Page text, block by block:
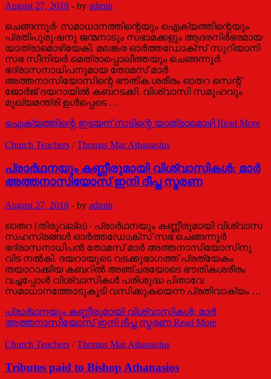
August 27, 2018 - by admin
ചെങ്ങന്നൂർ∙ സമാധാനത്തിന്റെയും ഐക്യത്തിന്റെയും
പ്രതിപുരുഷനു ജന്മനാടും സഭാമക്കളും ആദരനിർഭരമായ
യാത്രാമൊഴിയേകി. മലങ്കര ഓർത്തഡോക്സ് സുറിയാനി
സഭ സീനിയർ മെത്രാപ്പൊലീത്തയും ചെങ്ങന്നൂർ
ഭദ്രാസനാധിപനുമായ തോമസ് മാർ
അത്തനാസിയോസിന്റെ ഭൗതിക ശരീരം ഓതറ സെന്റ്
ജോർജ് ദയറായിൽ കബറടക്കി. വിശ്വാസി സമൂഹവും
മുഖ്യമന്ത്രി ഉൾപ്പെടെ …
ഐക്യത്തിന്റെ ഇടയന് നാടിന്റെ യാത്രാമൊഴിRead More
Church Teachers /Thomas Mar Athanasius
പ്രാർഥനയും കണ്ണീരുമായി വിശ്വാസികൾ; മാർ
അത്തനാസിയോസ് ഇനി ദീപ്ത സ്മരണ
August 27, 2018 - by admin
ഒ‍ാതറ (തിരുവല്ല) ∙ പ്രാർഥനയും കണ്ണീരുമായി വിശ്വാസ
സഹസ്രങ്ങൾ ഓർത്തഡോക്സ് സഭ ചെങ്ങന്നൂർ
ഭദ്രാസനാധിപൻ തോമസ് മാർ അത്തനാസിയോസിനു
വിട നൽകി. ദയറായുടെ വടക്കുഭാഗത്ത് പ്രത്യേകം
തയാറാക്കിയ കബറിൽ അ‍ഞ്ചരയോടെ ഭൗതികശരീരം
വച്ചപ്പോൾ വിശ്വാസികൾ പരിശുദ്ധ പിതാവേ
സമാധാനത്തോടുകൂടി വസിക്കുകയെന്ന പ്രതിവാക്യം …
പ്രാർഥനയും കണ്ണീരുമായി വിശ്വാസികൾ; മാർ
അത്തനാസിയോസ് ഇനി ദീപ്ത സ്മരണRead More
Church Teachers /Thomas Mar Athanasius
Tributes paid to Bishop Athanasios